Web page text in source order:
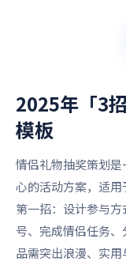
2025年「3
模板
情侣礼物抽奖策划
心的活动方案，适用
第一招：设计参与
号、完成情侣任务
品需突出浪漫、实